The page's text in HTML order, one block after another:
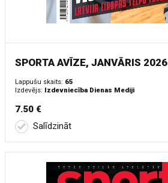
SPORTA AVĪZE, JANVĀRIS 2026
Lappušu skaits: 65
Izdevējs: Izdevniecība Dienas Mediji
7.50 €
Salīdzināt